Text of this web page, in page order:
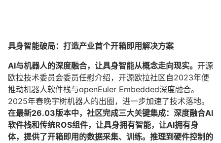
具身智能破局：打造产业首个开箱即用解决方案
AI与机器人的深度融合，让具身智能从概念走向现实。 开源
欧拉技术委员会委员任慰介绍，开源欧拉社区自2023年便
推动机器人软件栈与openEuler Embedded深度融合。
2025年春晚宇树机器人的出圈，进一步加速了技术落地。
在最新26.03版本中，社区完成三大关键集成：深度融合AI
软件栈和传统ROS组件，让具身拥有智能，让AI拥有身
体，提供了开箱即用的数据采集、训练。推理到硬件控制的